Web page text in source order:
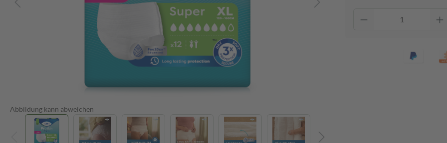
Abbildung kann abweichen